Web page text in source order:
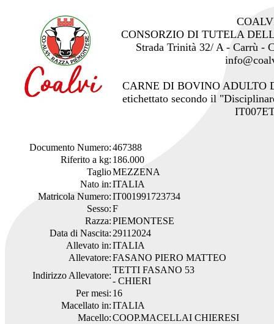
CONSORZIO DI TUTELA
Strada Trinità 32/ A - Carrù -
CARNE DI BOVINO ADULTO
etichettato secondo il
Documento Numero:467388
Riferito a kg: 186.000
TaglioMEZZENA
Nato in:ITALIA
Matricola Numero:IT001991723734
Sesso:F
Razza:PIEMONTESE
Data di Nascita: 29112024
Allevato in:ITALIA
Allevatore:FASANO PIERO MATTEO
Indirizzo Allevatore:
TETTI FASANO 53
- CHIERI
Per mesi: 16
Macellato in:ITALIA
Macello:COOP.MACELLAI CHIERESI